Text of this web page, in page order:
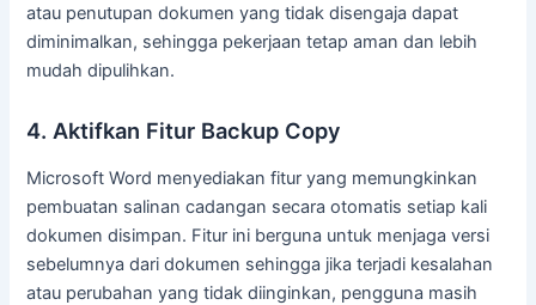
atau penutupan dokumen yang tidak disengaja dapat
diminimalkan, sehingga pekerjaan tetap aman dan lebih
mudah dipulihkan.
4. Aktifkan Fitur Backup Copy
Microsoft Word menyediakan fitur yang memungkinkan
pembuatan salinan cadangan secara otomatis setiap kali
dokumen disimpan. Fitur ini berguna untuk menjaga versi
sebelumnya dari dokumen sehingga jika terjadi kesalahan
atau perubahan yang tidak diinginkan, pengguna masih